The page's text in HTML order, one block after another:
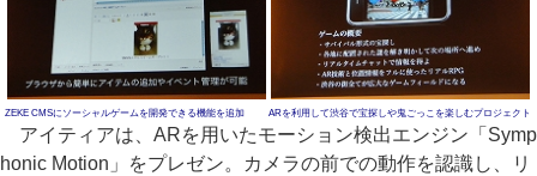
ZEKE CMSにソーシャルゲームを開発できる機能を追加 ARを利用して渋谷で宝探しや鬼ごっこを楽しむプロジェクト
アイティアは、ARを用いたモーション検出エンジン「Symp
honic Motion」をプレゼン。カメラの前での動作を認識し、リ